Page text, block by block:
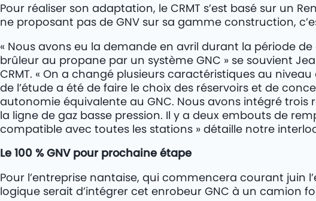
Pour réaliser son adaptation, le CRMT s’est basé sur un
ne proposant pas de GNV sur sa gamme construction,
« Nous avons eu la demande en avril durant la période
brûleur au propane par un système GNC » se souvient
CRMT. « On a changé plusieurs caractéristiques au
de l’étude a été de faire le choix des réservoirs et de
autonomie équivalente au GNC. Nous avons intégré trois
la ligne de gaz basse pression. Il y a deux embouts de
compatible avec toutes les stations » détaille notre
Le 100 % GNV pour prochaine étape
Pour l’entreprise nantaise, qui commencera courant juin
logique serait d’intégrer cet enrobeur GNC à un camion